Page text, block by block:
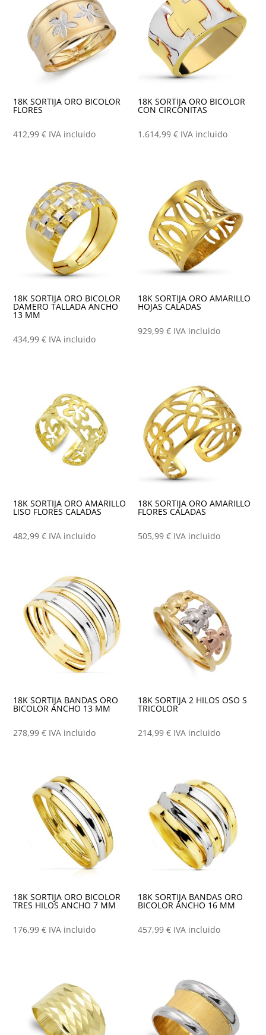
18K SORTIJA ORO BICOLOR
FLORES
412,99€ IVA incluido
18K SORTIJA ORO BICOLOR
CON CIRCONITAS
1.614,99€ IVA incluido
18K SORTIJA ORO BICOLOR
DAMERO TALLADA ANCHO
13 MM
434,99€ IVA incluido
18K SORTIJA ORO AMARILLO
HOJAS CALADAS
929,99€ IVA incluido
18K SORTIJA ORO AMARILLO
LISO FLORES CALADAS
482,99€ IVA incluido
18K SORTIJA ORO AMARILLO
FLORES CALADAS
505,99€ IVA incluido
18K SORTIJA BANDAS ORO
BICOLOR ANCHO 13 MM
278,99€ IVA incluido
18K SORTIJA 2 HILOS OSO S
TRICOLOR
214,99€ IVA incluido
18K SORTIJA ORO BICOLOR
TRES HILOS ANCHO 7 MM
176,99€ IVA incluido
18K SORTIJA BANDAS ORO
BICOLOR ANCHO 16 MM
457,99€ IVA incluido